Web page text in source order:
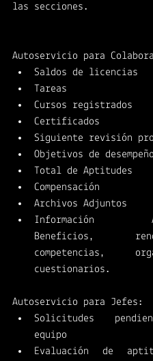
las secciones.
Autoservicio para
Saldos de licencias
Tareas
Cursos registrados
Certificados
Siguiente revisión
Objetivos de desempeño
Total de Aptitudes
Compensación
Archivos Adjuntos
Información
Beneficios,
competencias,
cuestionarios.
Autoservicio para Jefes:
Solicitudes
equipo
Evaluación de